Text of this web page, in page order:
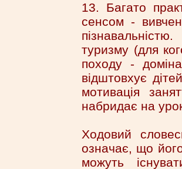
13. Багато
сенсом -
туризму (для
походу -
відштовхує
мотивація
набридає на
Ходовий
означає, що
можуть